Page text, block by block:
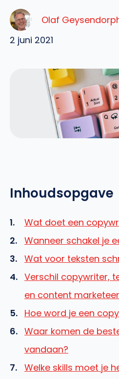
Olaf
2 juni 2021
Inhoudsopgave
Wat doet een
Wanneer schakel je
Wat voor teksten
Verschil copywriter,
en content marketeer
Hoe word je een
Waar komen de
vandaan?
Welke skills moet je